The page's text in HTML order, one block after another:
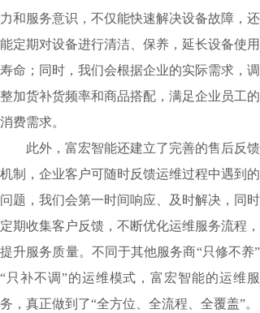
力和服务意识，不仅能快速解决设备故障，还
能定期对设备进行清洁、保养，延长设备使用
寿命；同时，我们会根据企业的实际需求，调
整加货补货频率和商品搭配，满足企业员工的
消费需求。
此外，富宏智能还建立了完善的售后反馈
机制，企业客户可随时反馈运维过程中遇到的
问题，我们会第一时间响应、及时解决，同时
定期收集客户反馈，不断优化运维服务流程，
提升服务质量。不同于其他服务商“只修不养”
“只补不调”的运维模式，富宏智能的运维服
务，真正做到了“全方位、全流程、全覆盖”。